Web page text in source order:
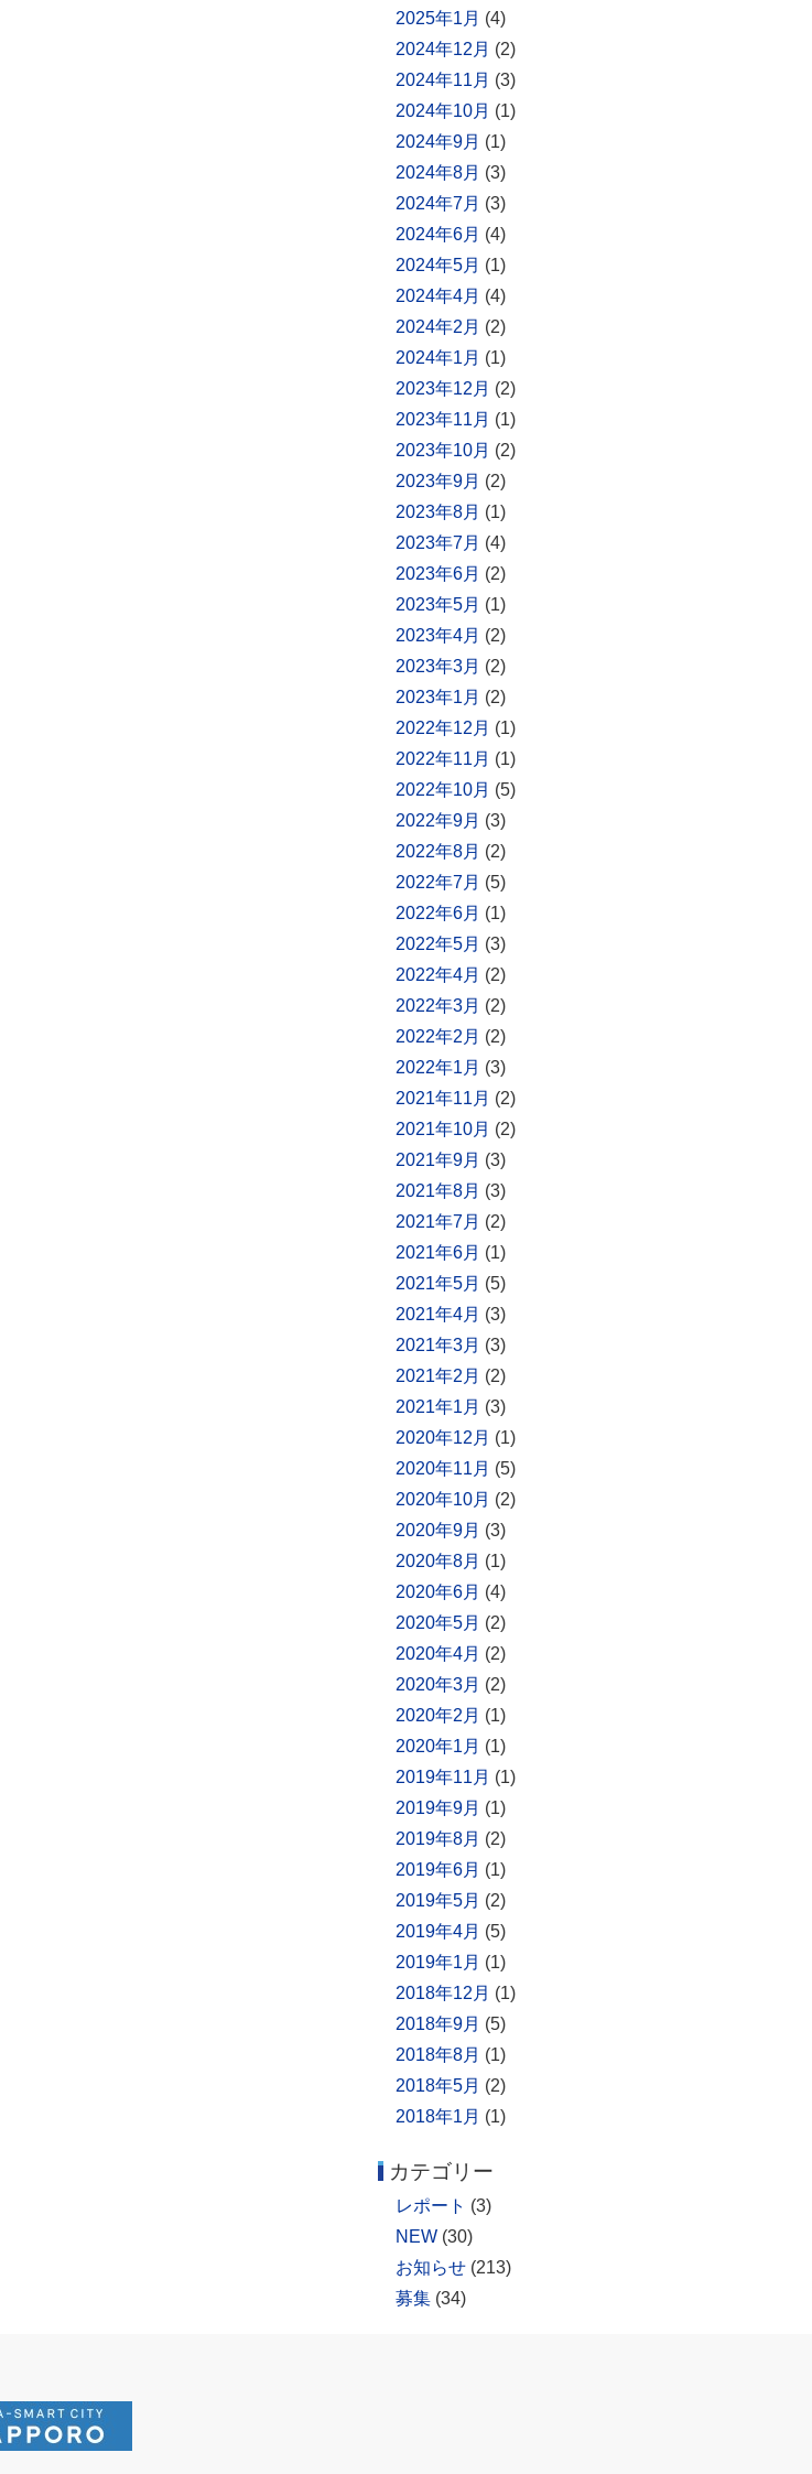
2025年1月 (4)
2024年12月 (2)
2024年11月 (3)
2024年10月 (1)
2024年9月 (1)
2024年8月 (3)
2024年7月 (3)
2024年6月 (4)
2024年5月 (1)
2024年4月 (4)
2024年2月 (2)
2024年1月 (1)
2023年12月 (2)
2023年11月 (1)
2023年10月 (2)
2023年9月 (2)
2023年8月 (1)
2023年7月 (4)
2023年6月 (2)
2023年5月 (1)
2023年4月 (2)
2023年3月 (2)
2023年1月 (2)
2022年12月 (1)
2022年11月 (1)
2022年10月 (5)
2022年9月 (3)
2022年8月 (2)
2022年7月 (5)
2022年6月 (1)
2022年5月 (3)
2022年4月 (2)
2022年3月 (2)
2022年2月 (2)
2022年1月 (3)
2021年11月 (2)
2021年10月 (2)
2021年9月 (3)
2021年8月 (3)
2021年7月 (2)
2021年6月 (1)
2021年5月 (5)
2021年4月 (3)
2021年3月 (3)
2021年2月 (2)
2021年1月 (3)
2020年12月 (1)
2020年11月 (5)
2020年10月 (2)
2020年9月 (3)
2020年8月 (1)
2020年6月 (4)
2020年5月 (2)
2020年4月 (2)
2020年3月 (2)
2020年2月 (1)
2020年1月 (1)
2019年11月 (1)
2019年9月 (1)
2019年8月 (2)
2019年6月 (1)
2019年5月 (2)
2019年4月 (5)
2019年1月 (1)
2018年12月 (1)
2018年9月 (5)
2018年8月 (1)
2018年5月 (2)
2018年1月 (1)
カテゴリー
レポート (3)
NEW(30)
お知らせ(213)
募集(34)